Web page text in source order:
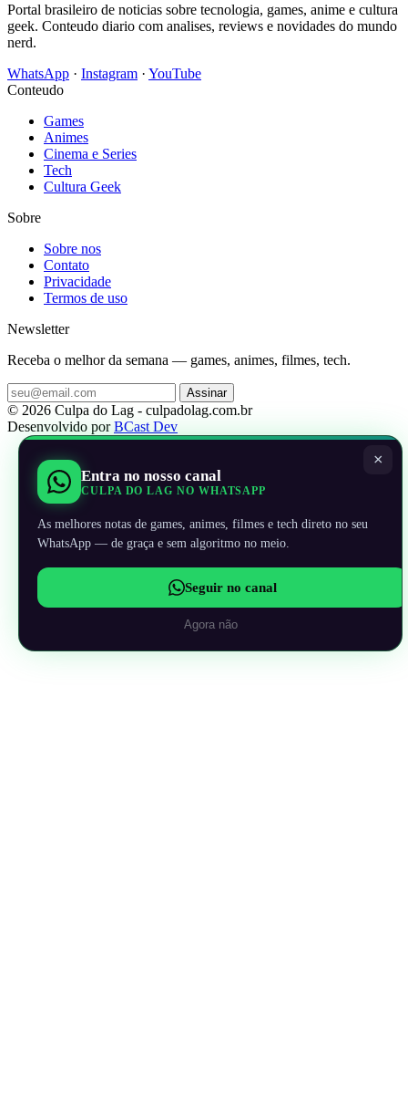
Portal brasileiro de noticias sobre tecnologia, games, anime e cultura
geek. Conteudo diario com analises, reviews e novidades do mundo
nerd.
WhatsApp · Instagram · YouTube
Conteudo
Games
Animes
Cinema e Series
Tech
Cultura Geek
Sobre
Sobre nos
Contato
Privacidade
Termos de uso
Newsletter
Receba o melhor da semana — games, animes, filmes, tech.
Assinar
© 2026 Culpa do Lag - culpadolag.com.br
Desenvolvido porBCast Dev
×
Entra no nosso canal
CULPA DO LAG NO WHATSAPP
As melhores notas de games, animes, filmes e tech direto no seu
WhatsApp — de graça e sem algoritmo no meio.
Seguir no canal
Agora não